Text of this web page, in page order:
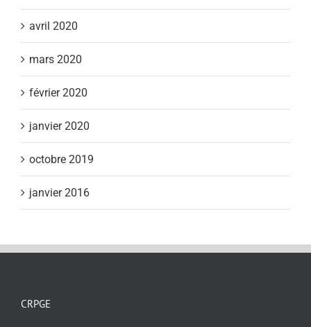
avril 2020
mars 2020
février 2020
janvier 2020
octobre 2019
janvier 2016
CRPGE